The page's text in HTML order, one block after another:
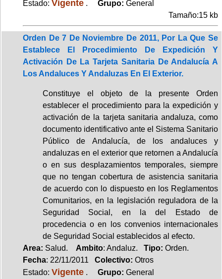
Estado: Vigente . Grupo: General
Tamaño:15 kb
Orden De 7 De Noviembre De 2011, Por La Que Se
Establece El Procedimiento De Expedición Y
Activación De La Tarjeta Sanitaria De Andalucía A
Los Andaluces Y Andaluzas En El Exterior.
Constituye el objeto de la presente Orden
establecer el procedimiento para la expedición y
activación de la tarjeta sanitaria andaluza, como
documento identificativo ante el Sistema Sanitario
Público de Andalucía, de los andaluces y
andaluzas en el exterior que retornen a Andalucía
o en sus desplazamientos temporales, siempre
que no tengan cobertura de asistencia sanitaria
de acuerdo con lo dispuesto en los Reglamentos
Comunitarios, en la legislación reguladora de la
Seguridad Social, en la del Estado de
procedencia o en los convenios internacionales
de Seguridad Social establecidos al efecto.
Area: Salud. Ambito: Andaluz. Tipo: Orden.
Fecha: 22/11/2011 Colectivo: Otros
Estado: Vigente . Grupo: General